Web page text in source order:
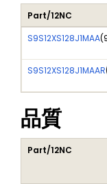
Part/12NC
S9S12XS128J1MAA(
S9S12XS128J1MAAR
品質
Part/12NC